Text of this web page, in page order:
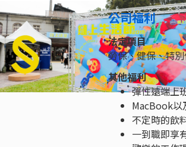
公司福利
法定項目
勞保、健保、特
其他福利
彈性遠端上
MacBook以
不定時的飲
一到職即享